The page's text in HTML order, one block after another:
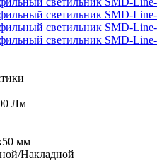
Лм
мм
Накладной